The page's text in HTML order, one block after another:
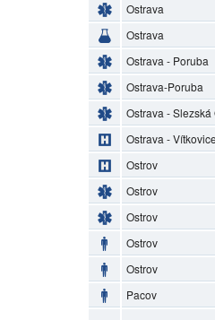
Ostrava
Ostrava
Ostrava - Poruba
Ostrava-Poruba
Ostrava - Slezská
Ostrava -
Ostrov
Ostrov
Ostrov
Ostrov
Ostrov
Pacov